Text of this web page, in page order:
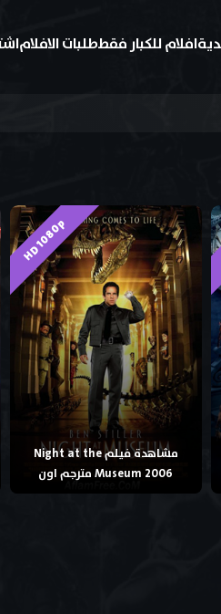
افلام للكبار فقططلبات الافلام
HD 1080p
مشاهدة فيلم Night at the
Museum 2006 مترجم اون